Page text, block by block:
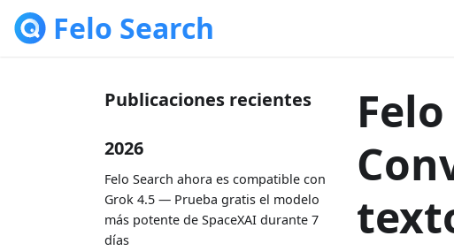
Felo Search
Publicaciones recientes
2026
Felo Search ahora es compatible con
Grok 4.5 — Prueba gratis el modelo
más potente de SpaceXAI durante 7
días